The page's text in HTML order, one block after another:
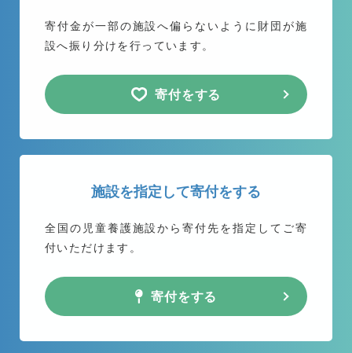
寄付金が一部の施設へ偏らないように 財団が施
設へ振り分けを行っています。
寄付をする
施設を指定して寄付をする
全国の児童養護施設から寄付先を指定してご寄
付いただけます。
寄付をする